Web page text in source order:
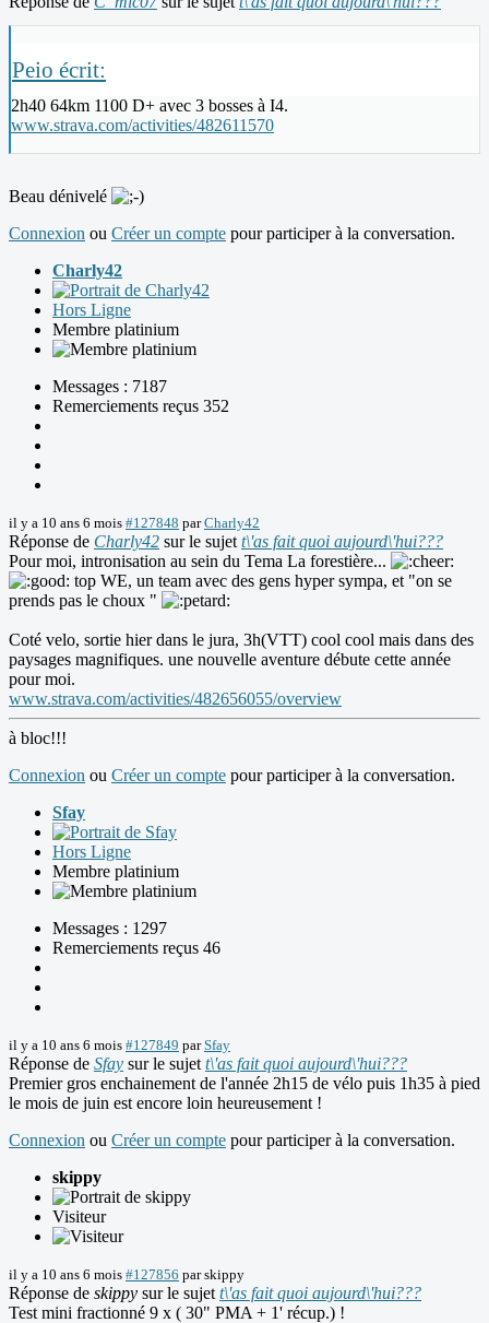
Peio écrit:
2h40 64km 1100 D+ avec 3 bosses à I4.
www.strava.com/activities/482611570
Beau dénivelé
Connexion ou Créer un compte pour participer à la conversation.
Charly42
Hors Ligne
Membre platinium
Messages : 7187
Remerciements reçus 352
il y a 10 ans 6 mois #127848 parCharly42
Réponse de Charly42 sur le sujet t\'as fait quoi aujourd\'hui???
Pour moi, intronisation au sein du Tema La forestière...
top WE, un team avec des gens hyper sympa, et "on se
prends pas le choux "
Coté velo, sortie hier dans le jura, 3h(VTT) cool cool mais dans des
paysages magnifiques. une nouvelle aventure débute cette année
pour moi.
www.strava.com/activities/482656055/overview
à bloc!!!
Connexion ou Créer un compte pour participer à la conversation.
Sfay
Hors Ligne
Membre platinium
Messages : 1297
Remerciements reçus 46
il y a 10 ans 6 mois #127849 parSfay
Réponse de Sfay sur le sujet t\'as fait quoi aujourd\'hui???
Premier gros enchainement de l'année 2h15 de vélo puis 1h35 à pied
le mois de juin est encore loin heureusement !
Connexion ou Créer un compte pour participer à la conversation.
skippy
Visiteur
il y a 10 ans 6 mois #127856 parskippy
Réponse de skippy sur le sujet t\'as fait quoi aujourd\'hui???
Test mini fractionné 9 x ( 30" PMA + 1' récup.) !